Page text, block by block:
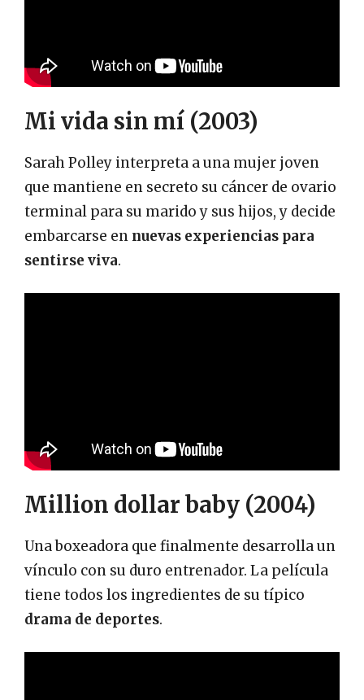
Mi vida sin mí (2003)
Sarah Polley interpreta a una mujer joven
que mantiene en secreto su cáncer de ovario
terminal para su marido y sus hijos, y decide
embarcarse en nuevas experiencias para
sentirse viva.
Million dollar baby (2004)
Una boxeadora que finalmente desarrolla un
vínculo con su duro entrenador. La película
tiene todos los ingredientes de su típico
drama de deportes.